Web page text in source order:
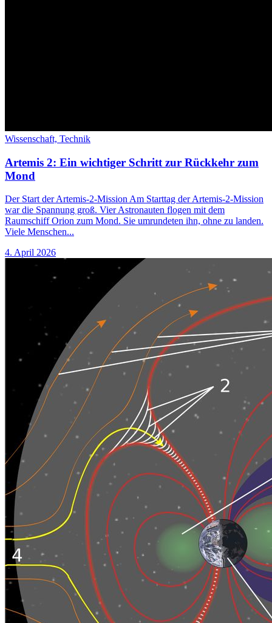
Wissenschaft, Technik
Artemis 2: Ein wichtiger Schritt zur Rückkehr zum
Mond
Der Start der Artemis-2-Mission Am Starttag der Artemis-2-Mission
war die Spannung groß. Vier Astronauten flogen mit dem
Raumschiff Orion zum Mond. Sie umrundeten ihn, ohne zu landen.
Viele Menschen...
4. April 2026